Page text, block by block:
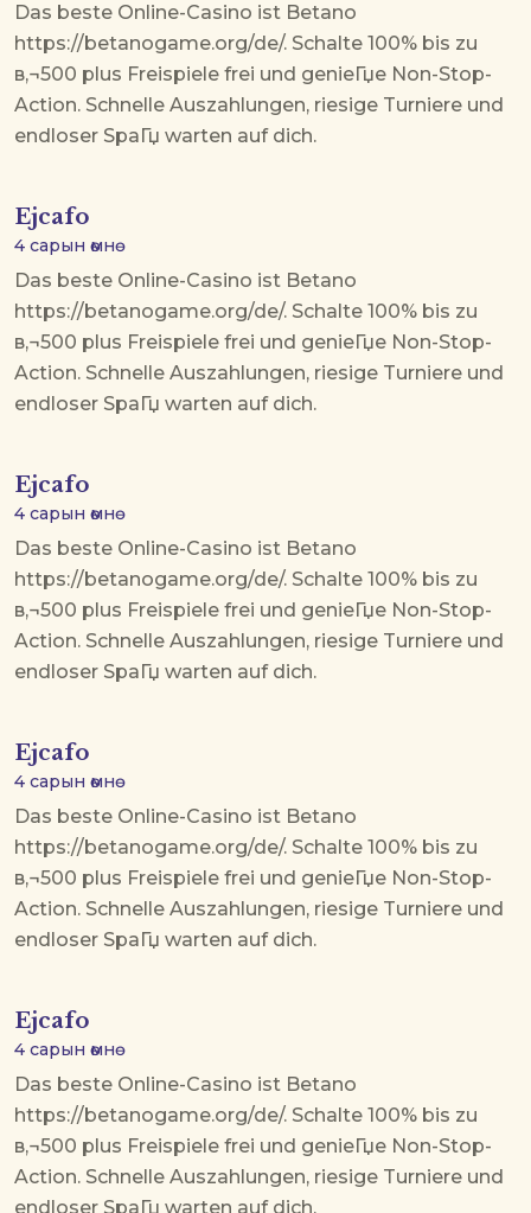
Das beste Online-Casino ist Betano
https://betanogame.org/de/. Schalte 100% bis zu
в‚¬500 plus Freispiele frei und genieГџe Non-Stop-
Action. Schnelle Auszahlungen, riesige Turniere und
endloser SpaГџ warten auf dich.
Ejcafo
4 сарын өмнө
Das beste Online-Casino ist Betano
https://betanogame.org/de/. Schalte 100% bis zu
в‚¬500 plus Freispiele frei und genieГџe Non-Stop-
Action. Schnelle Auszahlungen, riesige Turniere und
endloser SpaГџ warten auf dich.
Ejcafo
4 сарын өмнө
Das beste Online-Casino ist Betano
https://betanogame.org/de/. Schalte 100% bis zu
в‚¬500 plus Freispiele frei und genieГџe Non-Stop-
Action. Schnelle Auszahlungen, riesige Turniere und
endloser SpaГџ warten auf dich.
Ejcafo
4 сарын өмнө
Das beste Online-Casino ist Betano
https://betanogame.org/de/. Schalte 100% bis zu
в‚¬500 plus Freispiele frei und genieГџe Non-Stop-
Action. Schnelle Auszahlungen, riesige Turniere und
endloser SpaГџ warten auf dich.
Ejcafo
4 сарын өмнө
Das beste Online-Casino ist Betano
https://betanogame.org/de/. Schalte 100% bis zu
в‚¬500 plus Freispiele frei und genieГџe Non-Stop-
Action. Schnelle Auszahlungen, riesige Turniere und
endloser SpaГџ warten auf dich.